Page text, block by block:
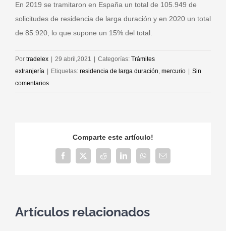
En 2019 se tramitaron en España un total de 105.949 de
solicitudes de residencia de larga duración y en 2020 un total
de 85.920, lo que supone un 15% del total.
Por tradelex 29 abril,2021 Categorías: Trámites
extranjería
Etiquetas: residencia de larga duración, mercurio
Sin
comentarios
Comparte este artículo!
Facebook
X Reddit LinkedInWhatsAppCorreo
electrónico
Artículos relacionados